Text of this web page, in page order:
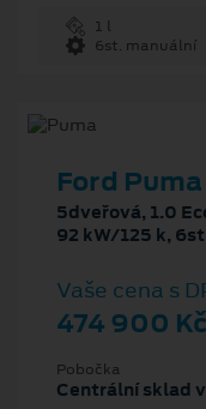
1 l
6st. manuální
Ford
5dveřová, 1.0
92 kW/125 k,
Vaše cena s
474 900 Kč
Pobočka
Centrální sklad v